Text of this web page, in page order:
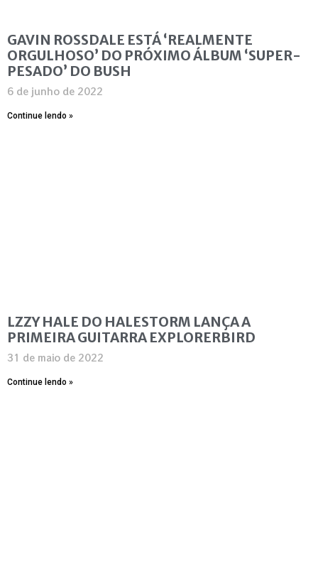
GAVIN ROSSDALE ESTÁ ‘REALMENTE
ORGULHOSO’ DO PRÓXIMO ÁLBUM ‘SUPER-
PESADO’ DO BUSH
6 de junho de 2022
Continue lendo »
LZZY HALE DO HALESTORM LANÇA A
PRIMEIRA GUITARRA EXPLORERBIRD
31 de maio de 2022
Continue lendo »